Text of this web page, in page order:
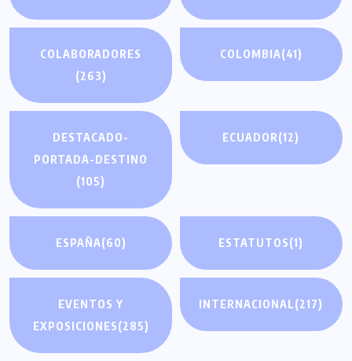
COLABORADORES
(263)
COLOMBIA(41)
DESTACADO-
PORTADA-DESTINO
(105)
ECUADOR(12)
ESPAÑA(60) ESTATUTOS(1)
EVENTOS Y
EXPOSICIONES(285)
INTERNACIONAL(217)